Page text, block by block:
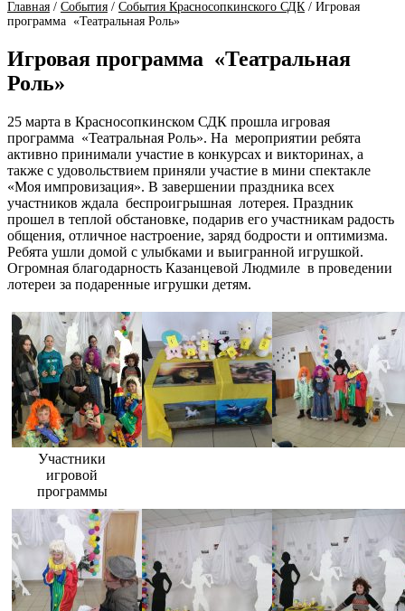
Главная / События / События Красносопкинского СДК / Игровая
программа «Театральная Роль»
Игровая программа «Театральная
Роль»
25 марта в Красносопкинском СДК прошла игровая
программа «Театральная Роль». На мероприятии ребята
активно принимали участие в конкурсах и викторинах, а
также с удовольствием приняли участие в мини спектакле
«Моя импровизация». В завершении праздника всех
участников ждала беспроигрышная лотерея. Праздник
прошел в теплой обстановке, подарив его участникам радость
общения, отличное настроение, заряд бодрости и оптимизма.
Ребята ушли домой с улыбками и выигранной игрушкой.
Огромная благодарность Казанцевой Людмиле в проведении
лотереи за подаренные игрушки детям.
Участники
игровой
программы